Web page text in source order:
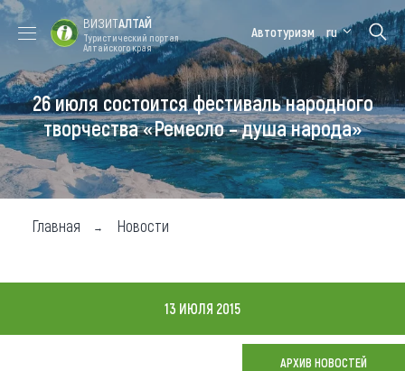
Форум VISIT
ALTAI
Цветение
маральника
Медицинский
форум
Алтайская
зимовка
Туры
Где побывать
Чем заняться
Где остановиться
ВИЗИТАЛТАЙ
Туристический портал
Алтайского края
Автотуризм ru
26 июля состоится фестиваль народного
творчества «Ремесло – душа народа»
Главная Новости
13 ИЮЛЯ 2015
АРХИВ НОВОСТЕЙ